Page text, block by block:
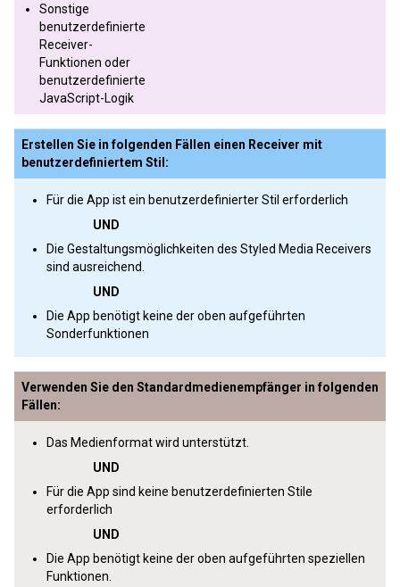
Sonstige
benutzerdefinierte
Receiver-
Funktionen oder
benutzerdefinierte
JavaScript-Logik
Erstellen Sie in folgenden Fällen einen Receiver mit
benutzerdefiniertem Stil:
Für die App ist ein benutzerdefinierter Stil erforderlich
UND
Die Gestaltungsmöglichkeiten des Styled Media Receivers
sind ausreichend.
UND
Die App benötigt keine der oben aufgeführten
Sonderfunktionen
Verwenden Sie den Standardmedienempfänger in folgenden
Fällen:
Das Medienformat wird unterstützt.
UND
Für die App sind keine benutzerdefinierten Stile
erforderlich
UND
Die App benötigt keine der oben aufgeführten speziellen
Funktionen.